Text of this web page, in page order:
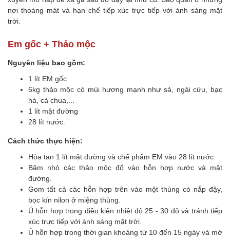
nơi thoáng mát và hạn chế tiếp xúc trực tiếp với ánh sáng mặt
trời.
Em gốc + Thảo mộc
Nguyên liệu bao gồm:
1 lít EM gốc
6kg thảo mộc có mùi hương mạnh như sả, ngải cứu, bạc
hà, cà chua,...
1 lít mật đường
28 lít nước.
Cách thức thực hiện:
Hòa tan 1 lít mật đường và chế phẩm EM vào 28 lít nước.
Băm nhỏ các thảo mộc đổ vào hỗn hợp nước và mật
đường.
Gom tất cả các hỗn hợp trên vào một thùng có nắp đậy,
bọc kín nilon ở miệng thùng.
Ủ hỗn hợp trong điều kiện nhiệt độ 25 - 30 độ và tránh tiếp
xúc trực tiếp với ánh sáng mặt trời.
Ủ hỗn hợp trong thời gian khoảng từ 10 đến 15 ngày và mở